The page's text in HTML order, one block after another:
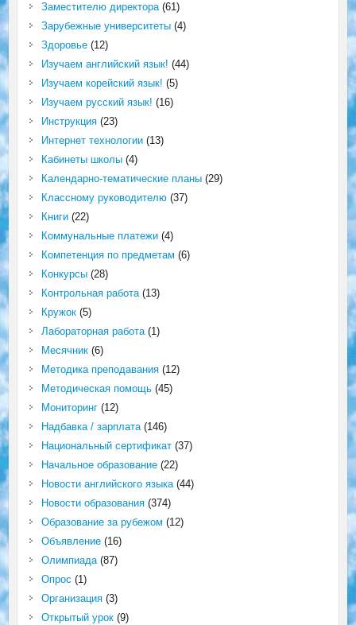
Заместителю директора(61)
Зарубежные университеты(4)
Здоровье(12)
Изучаем английский язык! (44)
Изучаем корейский язык! (5)
Изучаем русский язык! (16)
Инструкция(23)
Интернет технологии(13)
Кабинеты школы(4)
Календарно-тематические планы(29)
Классному руководителю(37)
Книги(22)
Коммунальные платежи(4)
Компетенция по предметам (6)
Конкурсы(28)
Контрольная работа(13)
Кружок(5)
Лабораторная работа(1)
Месячник(6)
Методика преподавания(12)
Методическая помощь(45)
Мониторинг(12)
Надбавка / зарплата(146)
Национальный сертификат(37)
Начальное образование(22)
Новости английского языка(44)
Новости образования(374)
Образование за рубежом (12)
Объявление(16)
Олимпиада(87)
Опрос (1)
Организация(3)
Открытый урок(9)